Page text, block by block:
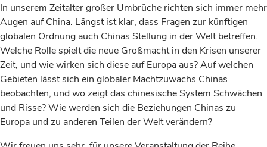
In unserem Zeitalter großer Umbrüche richten sich immer mehr
Augen auf China. Längst ist klar, dass Fragen zur künftigen
globalen Ordnung auch Chinas Stellung in der Welt betreffen.
Welche Rolle spielt die neue Großmacht in den Krisen unserer
Zeit, und wie wirken sich diese auf Europa aus? Auf welchen
Gebieten lässt sich ein globaler Machtzuwachs Chinas
beobachten, und wo zeigt das chinesische System Schwächen
und Risse? Wie werden sich die Beziehungen Chinas zu
Europa und zu anderen Teilen der Welt verändern?